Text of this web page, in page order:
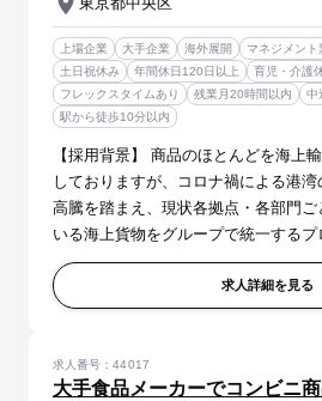
上場企業 大手企業 海外展開 マネジメント
土日祝休み
年間休日120日以上
育児・介護
フレックスタイムあり
残業月20時間以内 中
駅から徒歩10分以内
【採用背景】 商品のほとんどを海上
しておりますが、コロナ禍による港
高騰を踏まえ、現状各拠点・各部門
いる海上貨物をグループで統一する
とで、コストの削減、効率アップを
成長・拡大を加速を目指し...求人詳細を見る
大手食品メーカーでコンビニ
求人番号：44017